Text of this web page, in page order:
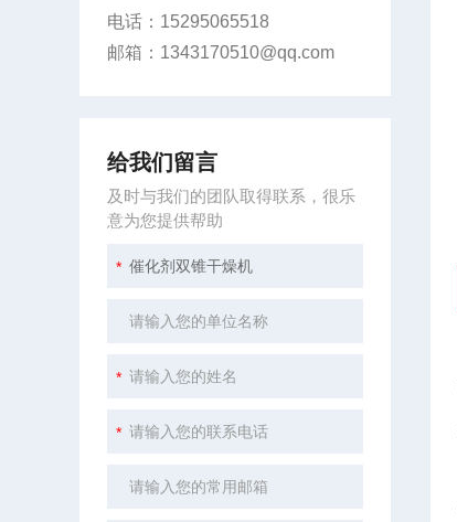
电话：15295065518
邮箱：1343170510@qq.com
给我们留言
及时与我们的团队取得联系，很乐
意为您提供帮助